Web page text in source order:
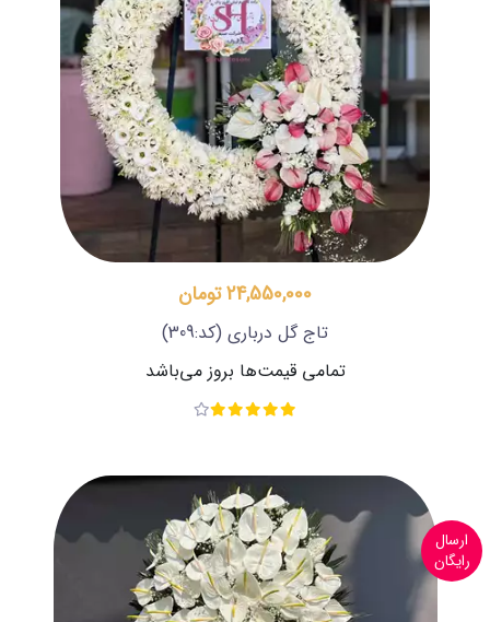
24,550,000 تومان
تاج گل درباری (کد:309)
تمامی قیمت‌ها بروز می‌باشد
ارسال
رایگان